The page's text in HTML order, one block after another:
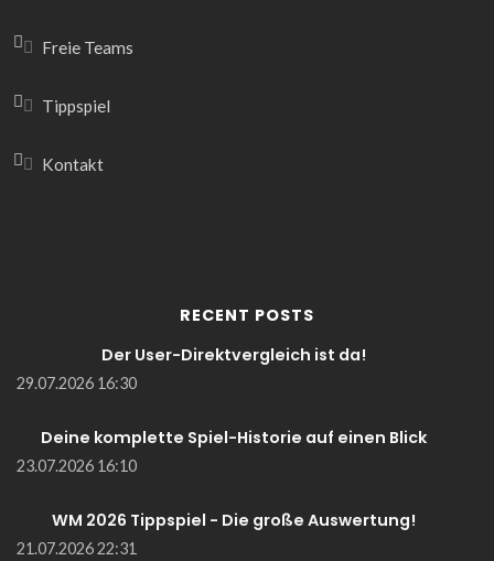
Freie Teams
Tippspiel
Kontakt
RECENT POSTS
Der User-Direktvergleich ist da!
29.07.2026 16:30
Deine komplette Spiel-Historie auf einen Blick
23.07.2026 16:10
WM 2026 Tippspiel - Die große Auswertung!
21.07.2026 22:31